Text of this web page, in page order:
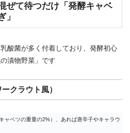
ぜて待つだけ「発酵キャベ
」
酸菌が多く付着しており、発酵初心
漬物野菜」です
クラウト風）
ャベツの重量の2%）、あれば唐辛子やキャラウ